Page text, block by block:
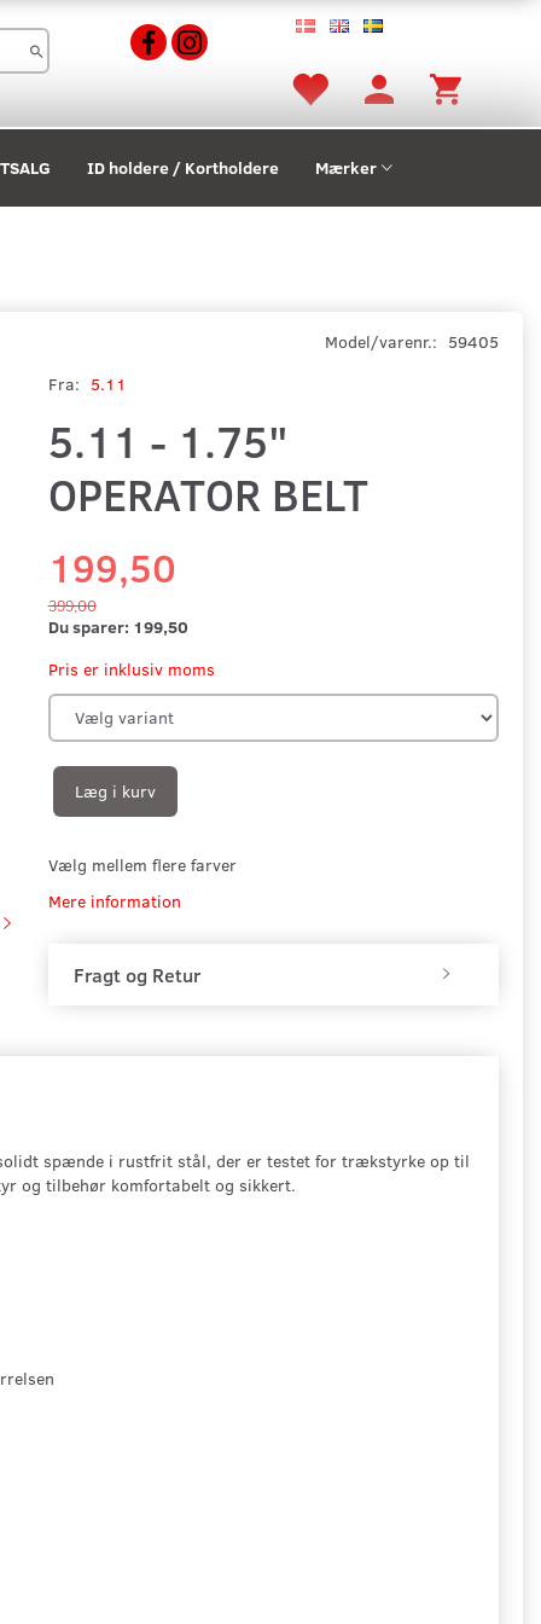
ID holdere / Kortholdere Mærker
Model/varenr.: 59405
Fra: 5.11
5.11 - 1.75"
OPERATOR BELT
199,50
399,00
Du sparer: 199,50
Pris er inklusiv moms
Læg i kurv
Vælg mellem flere farver
Mere information
Fragt og Retur
spænde i rustfrit stål, der er testet for trækstyrke op til
og tilbehør komfortabelt og sikkert.